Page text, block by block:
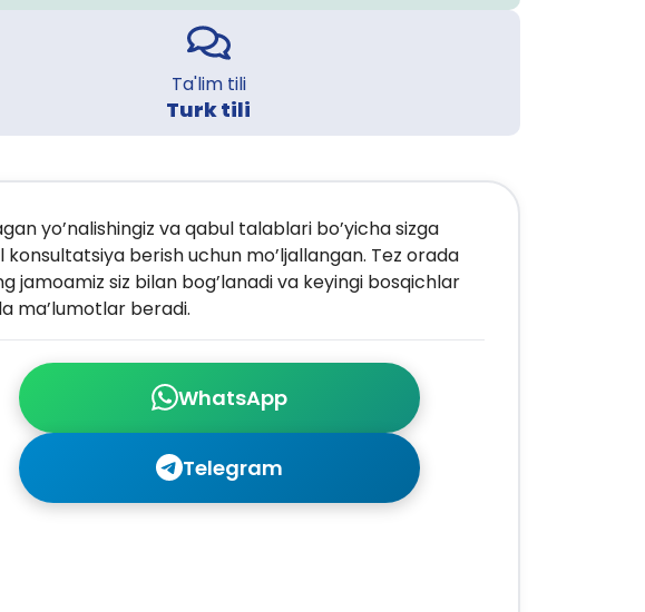
Ta'lim tili
Turk tili
WhatsApp
Telegram
yo’nalishingiz va qabul talablari bo’yicha sizga
konsultatsiya berish uchun mo’ljallangan. Tez orada
jamoamiz siz bilan bog’lanadi va keyingi bosqichlar
ma’lumotlar beradi.